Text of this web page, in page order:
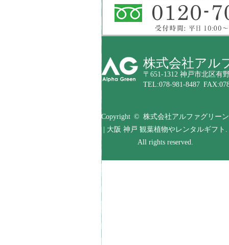
株式会社アル
〒651-1312 神戸市北区有
TEL:078-981-8487
Copyright © 株式会社アルファグリーン
| 大阪 神戸 観葉植物やレンタルギフト.
All rights reserved.